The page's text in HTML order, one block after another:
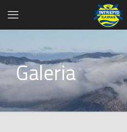
Galeria